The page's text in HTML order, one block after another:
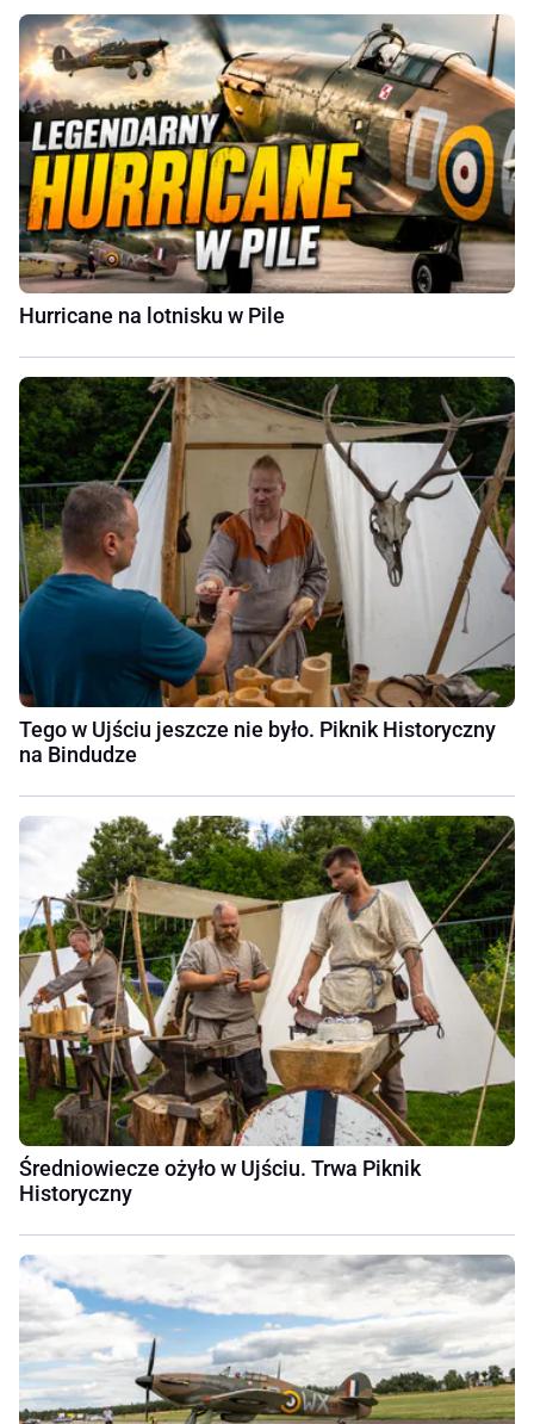
Hurricane na lotnisku w Pile
Tego w Ujściu jeszcze nie było. Piknik Historyczny
na Bindudze
Średniowiecze ożyło w Ujściu. Trwa Piknik
Historyczny